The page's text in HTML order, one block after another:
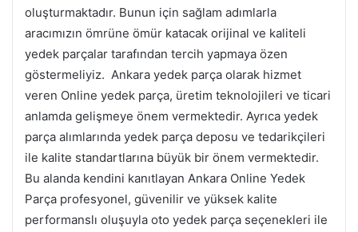
oluşturmaktadır. Bunun için sağlam adımlarla
aracımızın ömrüne ömür katacak orijinal ve kaliteli
yedek parçalar tarafından tercih yapmaya özen
göstermeliyiz. Ankara yedek parça olarak hizmet
veren Online yedek parça, üretim teknolojileri ve ticari
anlamda gelişmeye önem vermektedir. Ayrıca yedek
parça alımlarında yedek parça deposu ve tedarikçileri
ile kalite standartlarına büyük bir önem vermektedir.
Bu alanda kendini kanıtlayan Ankara Online Yedek
Parça profesyonel, güvenilir ve yüksek kalite
performanslı oluşuyla oto yedek parça seçenekleri ile